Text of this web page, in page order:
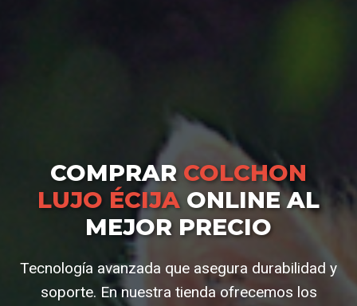
COMPRAR COLCHON
LUJO ÉCIJA ONLINE AL
MEJOR PRECIO
Tecnología avanzada que asegura durabilidad y
soporte. En nuestra tienda ofrecemos los